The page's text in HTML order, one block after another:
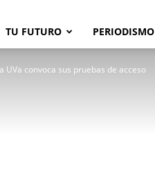
TU FUTURO PERIODISMO
UVa convoca sus pruebas de acceso